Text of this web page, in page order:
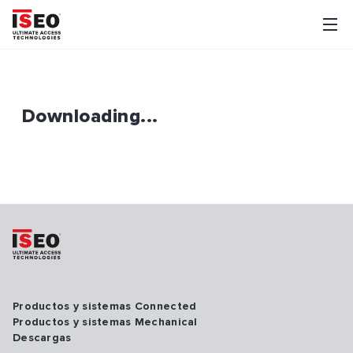
Downloading...
Productos y sistemas Connected
Productos y sistemas Mechanical
Descargas